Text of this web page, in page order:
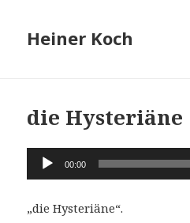
Heiner Koch
die Hysteriäne
Audio-
Player
00:00
„die Hysteriäne“.